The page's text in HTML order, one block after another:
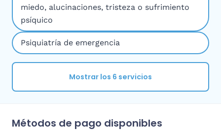
miedo, alucinaciones, tristeza o sufrimiento
psíquico
Psiquiatría de emergencia
Mostrar los 6 servicios
Métodos de pago disponibles